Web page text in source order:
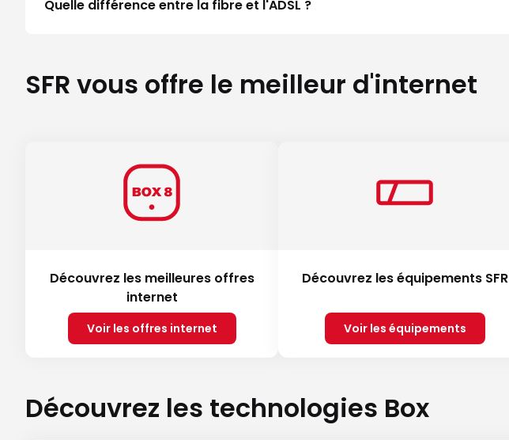
Quelle différence entre la fibre et l'ADSL ?
SFR vous offre le meilleur d'internet
Découvrez les meilleures offres
internet
Voir les offres internet
Découvrez les équipements SFR
Voir les équipements
Découvrez les technologies Box